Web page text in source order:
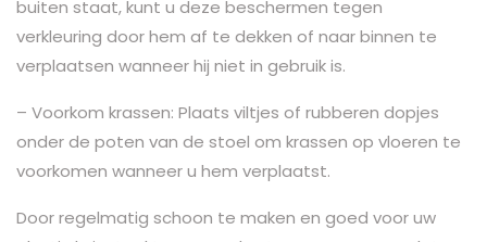
buiten staat, kunt u deze beschermen tegen
verkleuring door hem af te dekken of naar binnen te
verplaatsen wanneer hij niet in gebruik is.
– Voorkom krassen: Plaats viltjes of rubberen dopjes
onder de poten van de stoel om krassen op vloeren te
voorkomen wanneer u hem verplaatst.
Door regelmatig schoon te maken en goed voor uw